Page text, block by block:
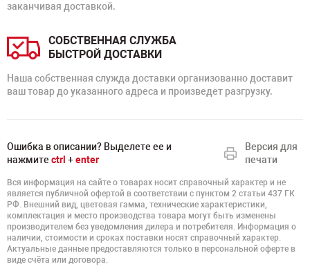
заканчивая доставкой.
СОБСТВЕННАЯ СЛУЖБА
БЫСТРОЙ ДОСТАВКИ
Наша собственная служда доставки организованно доставит
ваш товар до указанного адреса и произведет разгрузку.
Ошибка в описании? Выделете ее и
нажмите ctrl +enter
Версия для
печати
Вся информация на сайте о товарах носит справочный характер и не
является публичной офертой в соответствии с пунктом 2 статьи 437 ГК
РФ. Внешний вид, цветовая гамма, технические характеристики,
комплектация и место производства товара могут быть изменены
производителем без уведомления дилера и потребителя. Информация о
наличии, стоимости и сроках поставки носят справочный характер.
Актуальные данные предоставляются только в персональной оферте в
виде счёта или договора.